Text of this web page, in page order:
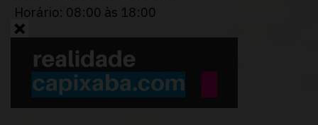
Horário: 08:00 às 18:00
Desenvolvido porThiago Programador